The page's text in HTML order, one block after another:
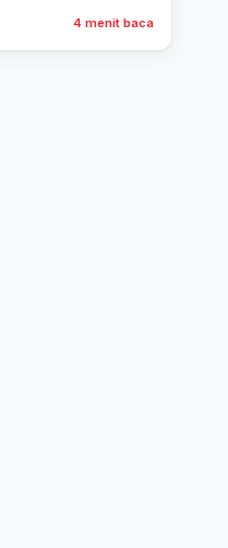
pengalaman
daftar…
4 menit baca